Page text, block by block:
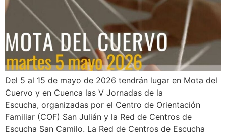
Del 5 al 15 de mayo de 2026 tendrán lugar en Mota del
Cuervo y en Cuenca las V Jornadas de la
Escucha, organizadas por el Centro de Orientación
Familiar (COF) San Julián y la Red de Centros de
Escucha San Camilo. La Red de Centros de Escucha